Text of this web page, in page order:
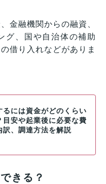
金融機関からの融資、
グ、国や自治体の補助
借り入れなどがありま
るには資金がどのくらい
目安や起業後に必要な費
訳、調達方法を解説
きる？